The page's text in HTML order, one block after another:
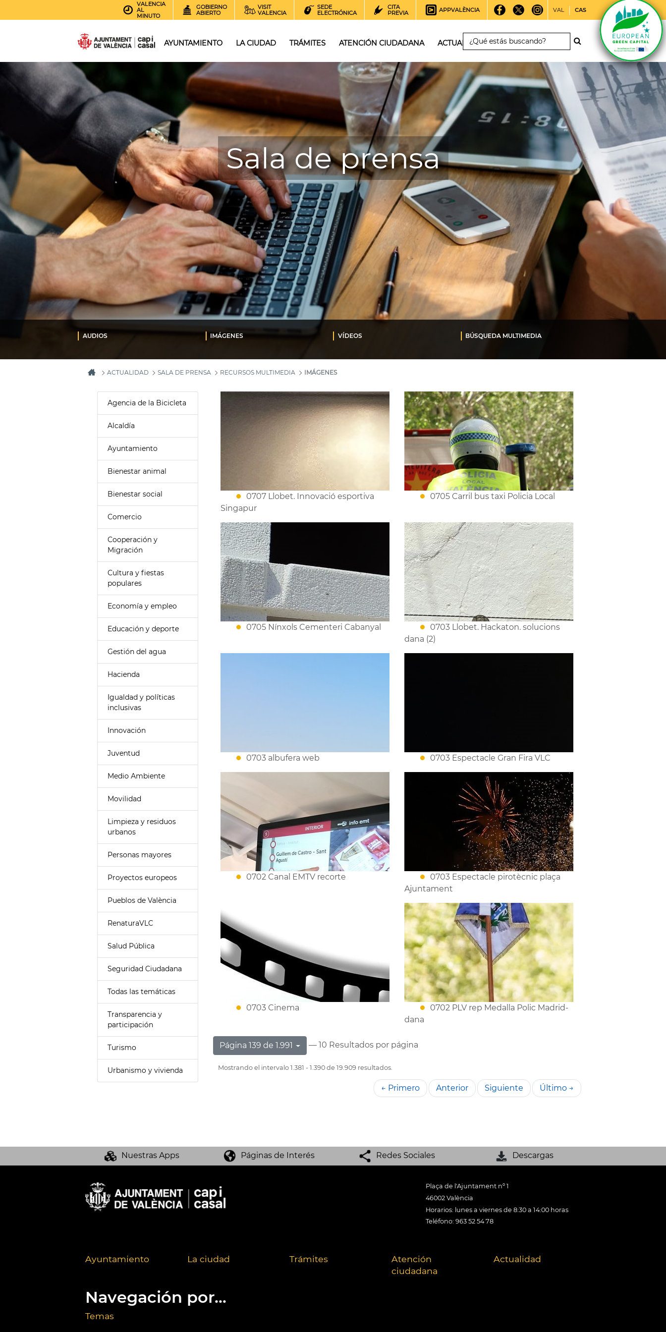
VALENCIA
AL
MINUTO
GOBIERNO
ABIERTO
VISIT
VALENCIA
SEDE
ELECTRÓNICA
CITA
PREVIA
APPVALÈNCIA VAL CAS
AYUNTAMIENTO LA CIUDAD TRÁMITES ATENCIÓN CIUDADANA ACTUALIDAD
Sala de prensa
AUDIOS IMÁGENES VÍDEOS BÚSQUEDA MULTIMEDIA
ACTUALIDAD SALA DE PRENSA RECURSOS MULTIMEDIA IMÁGENES
Agencia de la Bicicleta
Alcaldía
Ayuntamiento
Bienestar animal
Bienestar social
Comercio
Cooperación y
Migración
Cultura y fiestas
populares
Economía y empleo
Educación y deporte
Gestión del agua
Hacienda
Igualdad y políticas
inclusivas
Innovación
Juventud
Medio Ambiente
Movilidad
Limpieza y residuos
urbanos
Personas mayores
Proyectos europeos
Pueblos de València
RenaturaVLC
Salud Pública
Seguridad Ciudadana
Todas las temáticas
Transparencia y
participación
Turismo
Urbanismo y vivienda
0707 Llobet. Innovació esportiva
Singapur
0705 Carril bus taxi Policia Local
0705 Nínxols Cementeri Cabanyal
0703 Llobet. Hackaton. solucions
dana (2)
0703 albufera web 0703 Espectacle Gran Fira VLC
0702 Canal EMTV recorte
0703 Espectacle pirotècnic plaça
Ajuntament
0703 Cinema
0702 PLV rep Medalla Polic Madrid-
dana
Página 139 de 1.991 — 10 Resultados por página
Mostrando el intervalo 1.381 - 1.390 de 19.909 resultados.
← Primero Anterior Siguiente Último →
Nuestras Apps Páginas de Interés Redes Sociales Descargas
Plaça de l'Ajuntament nº 1
46002 València
Horarios: lunes a viernes de 8:30 a 14:00 horas
Teléfono: 963 52 54 78
Ayuntamiento La ciudad Trámites
Atención
ciudadana
Actualidad
Navegación por...
Temas